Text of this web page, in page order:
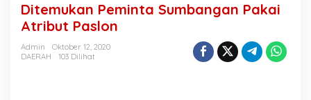
t
e
m
Ditemukan Peminta Sumbangan Pakai
Atribut Paslon
Admin
Oktober 12, 2020
DAERAH
103 Dilihat